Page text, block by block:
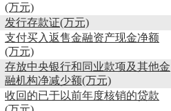
(万元)
发行存款证(万元)
支付买入返售金融资产现金净额
(万元)
存放中央银行和同业款项及其他金
融机构净减少额(万元)
收回的已于以前年度核销的贷款